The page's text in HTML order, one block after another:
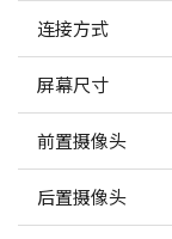
连接方式
屏幕尺寸
前置摄像头
后置摄像头